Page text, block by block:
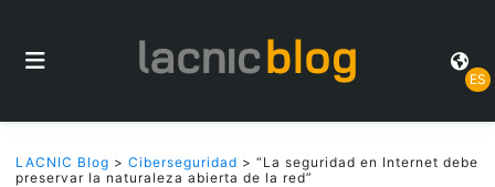
ES
LACNIC Blog > Ciberseguridad > “La seguridad en Internet debe
preservar la naturaleza abierta de la red”